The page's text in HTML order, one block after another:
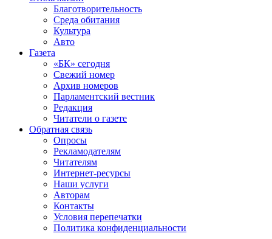
Благотворительность
Среда обитания
Культура
Авто
Газета
«БК» сегодня
Свежий номер
Архив номеров
Парламентский вестник
Редакция
Читатели о газете
Обратная связь
Опросы
Рекламодателям
Читателям
Интернет-ресурсы
Наши услуги
Авторам
Контакты
Условия перепечатки
Политика конфиденциальности